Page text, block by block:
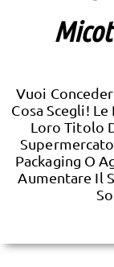
Vuoi
Cosa Scegli!
Loro Titolo
Packaging O
Aumentare Il